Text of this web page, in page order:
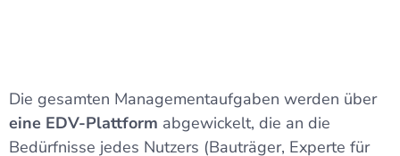
Die gesamten Managementaufgaben werden über
eine EDV-Plattform abgewickelt, die an die
Bedürfnisse jedes Nutzers (Bauträger, Experte für